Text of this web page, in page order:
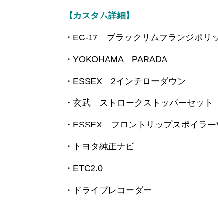
【カスタム詳細】
・EC-17 ブラックリムフランジポリ
・YOKOHAMA PARADA
・ESSEX 2インチローダウン
・玄武 ストロークストッパーセット
・ESSEX フロントリップスポイラー
・トヨタ純正ナビ
・ETC2.0
・ドライブレコーダー